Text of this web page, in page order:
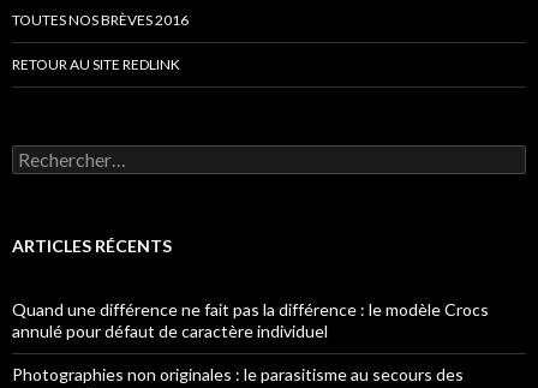
TOUTES NOS BRÈVES 2016
RETOUR AU SITE REDLINK
Rechercher :
ARTICLES RÉCENTS
Quand une différence ne fait pas la différence : le modèle Crocs
annulé pour défaut de caractère individuel
Photographies non originales : le parasitisme au secours des